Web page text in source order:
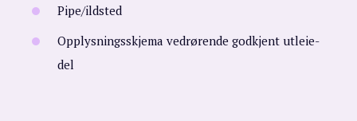
Pipe/ildsted
Opplysningsskjema vedrørende godkjent utleie-
del